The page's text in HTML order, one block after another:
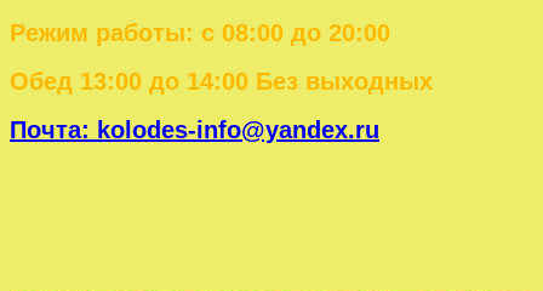
Режим работы: с 08:00 до 20:00
Обед 13:00 до 14:00 Без выходных
Почта: kolodes-info@yandex.ru